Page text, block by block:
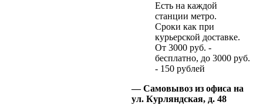
Есть на каждой
станции метро.
Сроки как при
курьерской доставке.
От 3000 руб. -
бесплатно, до 3000 руб.
- 150 рублей
— Самовывоз из офиса на
ул. Курляндская, д. 48